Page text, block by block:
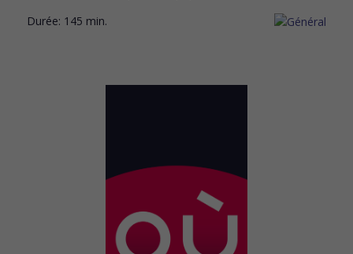
Durée: 145 min.